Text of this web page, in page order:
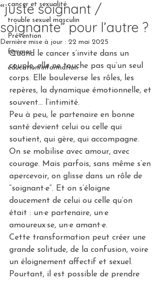
cancer et sexualité
trouble sexuel masculin
Prévention
femmes
éducation/information
“juste soignant /
soignante” pour l’autre ?
Dernière mise à jour : 22 mai 2025
Quand le cancer s’invite dans un
couple, elle ne touche pas qu’un seul
corps. Elle bouleverse les rôles, les
repères, la dynamique émotionnelle, et
souvent… l’intimité.
Peu à peu, le partenaire en bonne
santé devient celui ou celle qui
soutient, qui gère, qui accompagne.
On se mobilise avec amour, avec
courage. Mais parfois, sans même s’en
apercevoir, on glisse dans un rôle de
“soignant·e”. Et on s’éloigne
doucement de celui ou celle qu’on
était : un·e partenaire, un·e
amoureux·se, un·e amant·e.
Cette transformation peut créer une
grande solitude, de la confusion, voire
un éloignement affectif et sexuel.
Pourtant, il est possible de prendre